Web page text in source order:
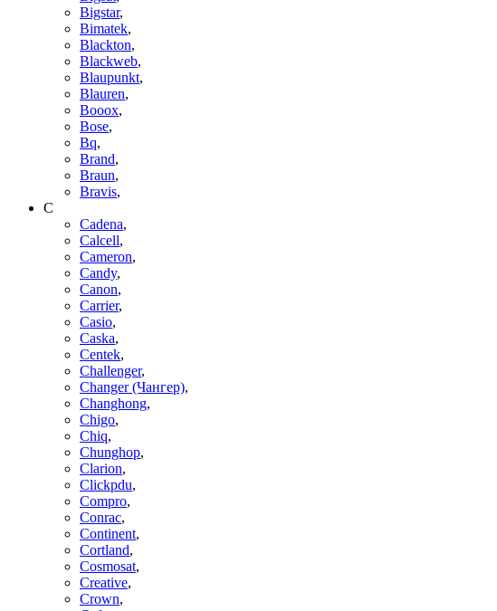
Bigstar,
Bimatek,
Blackton,
Blackweb,
Blaupunkt,
Blauren,
Booox,
Bose,
Bq,
Brand,
Braun,
Bravis,
C
Cadena,
Calcell,
Cameron,
Candy,
Canon,
Carrier,
Casio,
Caska,
Centek,
Challenger,
Changer (Чангер),
Changhong,
Chigo,
Chiq,
Chunghop,
Clarion,
Clickpdu,
Compro,
Conrac,
Continent,
Cortland,
Cosmosat,
Creative,
Crown,